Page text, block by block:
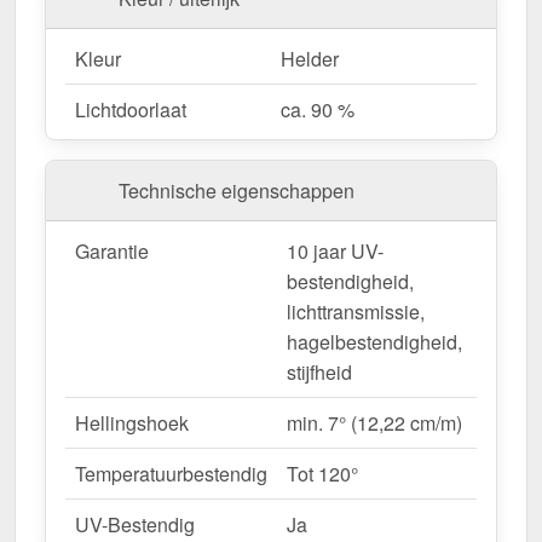
Garantie– 10 jaar op materiaalkwaliteit voor
betrouwbaarheid.
Ideaal voor de volgende toepassingen:
Heldere, beschutte overkappingen.
lichttransmissie voor planten.
Renovaties & nieuwbouw– Moderne &
duurzame dakbedekking.
Commerciële hallen & opslagruimte– Heldere
interieurs zonder extra energieverbruik.
Agrarische gebouwen
– Weerbestendige
oplossing voor stallen & machinehallen.
Op maat gemaakt & efficiënte montage
Kleur
Helder
Lichtdoorlaat
ca. 90 %
Technische eigenschappen
Garantie
10 jaar UV-
bestendigheid,
lichttransmissie,
hagelbestendigheid,
stijfheid
Hellingshoek
min. 7° (12,22 cm/m)
Temperatuurbestendig
Tot 120°
UV-Bestendig
Ja